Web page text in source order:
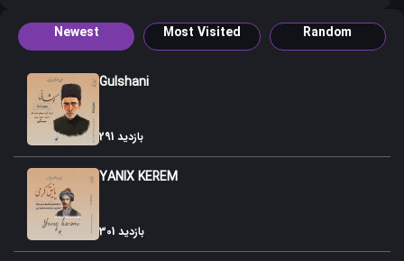
Newest Most Visited Random
Gulshani
291 بازدید
YANIX KEREM
301 بازدید